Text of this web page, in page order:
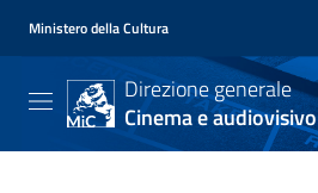
Ministero della Cultura
Direzione generale
Cinema e audiovisivo